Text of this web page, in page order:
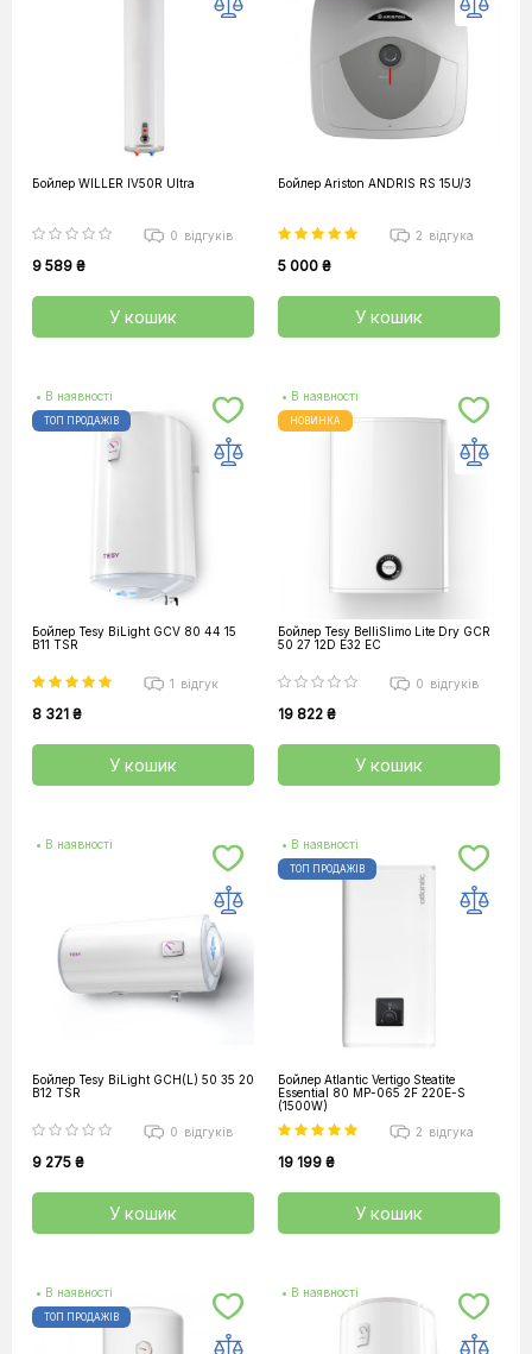
Бойлер WILLER IV50R Ultra
0 відгуків
9 589 ₴
У кошик
Бойлер Ariston ANDRIS RS 15U/3
2 відгука
5 000 ₴
У кошик
• В наявності
ТОП ПРОДАЖІВ
Бойлер Tesy BiLight GCV 80 44 15
B11 TSR
1 відгук
8 321 ₴
У кошик
• В наявності
НОВИНКА
Бойлер Tesy BelliSlimo Lite Dry GCR
50 27 12D E32 EC
0 відгуків
19 822 ₴
У кошик
• В наявності
Бойлер Tesy BiLight GCH(L) 50 35 20
B12 TSR
0 відгуків
9 275 ₴
У кошик
• В наявності
ТОП ПРОДАЖІВ
Бойлер Atlantic Vertigo Steatite
Essential 80 MP-065 2F 220E-S
(1500W)
2 відгука
19 199 ₴
У кошик
• В наявності
ТОП ПРОДАЖІВ
• В наявності